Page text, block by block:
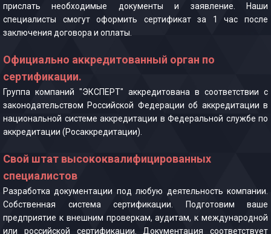
прислать необходимые документы и заявление. Наши
специалисты смогут оформить сертификат за 1 час после
заключения договора и оплаты.
Официально аккредитованный орган по
сертификации.
Группа компаний "ЭКСПЕРТ" аккредитована в соответствии с
законодательством Российской Федерации об аккредитации в
национальной системе аккредитации в Федеральной службе по
аккредитации (Росаккредитации).
Свой штат высококвалифицированных
специалистов
Разработка документации под любую деятельность компании.
Собственная система сертификации. Подготовим ваше
предприятие к внешним проверкам, аудитам, к международной
или российской сертификации. Документация соответствует